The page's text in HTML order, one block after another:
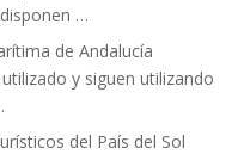
…
de Andalucía
y siguen utilizando
del País del Sol